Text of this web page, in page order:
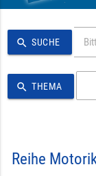
search SUCHE
search THEMA
Reihe